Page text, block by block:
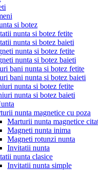
si botez
nunta si botez fetite
nunta si botez baieti
nunta si botez fetite
nunta si botez baieti
bani nunta si botez fetite
bani nunta si botez baieti
nunta si botez fetite
nunta si botez baieti
nunta magnetice cu poza
Marturii nunta magnetice
Magneti nunta inima
Magneti rotunzi nunta
Invitatii nunta
nunta clasice
Invitatii nunta simple